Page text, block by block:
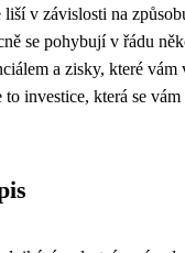
liší v závislosti na
se pohybují v řádu
a zisky, které vám
investice, která se